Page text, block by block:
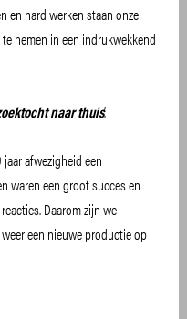
en hard werken staan onze
nemen in een indrukwekkend
naar thuis’.
afwezigheid een
waren een groot succes en
Daarom zijn we
een nieuwe productie op